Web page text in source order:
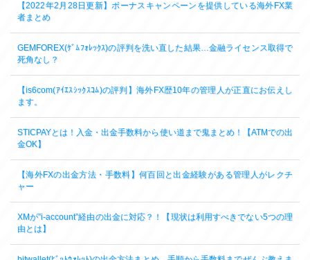
【2022年2月28日更新】ボーナスキャンペーンを提供している海外FX業
者まとめ
GEMFOREX(ｹﾞﾑﾌｫﾚｯｸｽ)の評判を洗い直した結果…金融ライセンス取得で
死角なし？
【is6com(ｱｲｴｽｼｯｸｽｺﾑ)の評判】海外FX歴10年の管理人が正直にお伝えし
ます。
STICPAYとは！入金・出金手数料から使い道まで鬼まとめ！【ATMでの出
金OK】
【海外FXの出金方法・手数料】何百回と出金経験がある管理人がレクチ
ャー
XMが”i-account”経由の出金に対応？！【現状は利用すべきでない5つの理
由とは】